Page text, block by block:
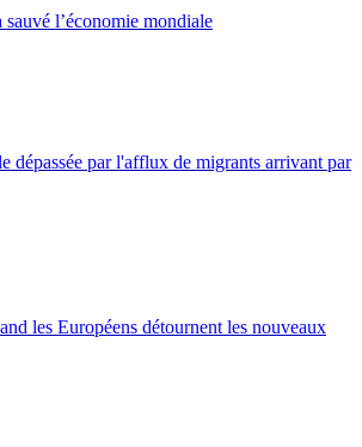
l’économie mondiale
dépassée par l'afflux de migrants arrivant par
les Européens détournent les nouveaux